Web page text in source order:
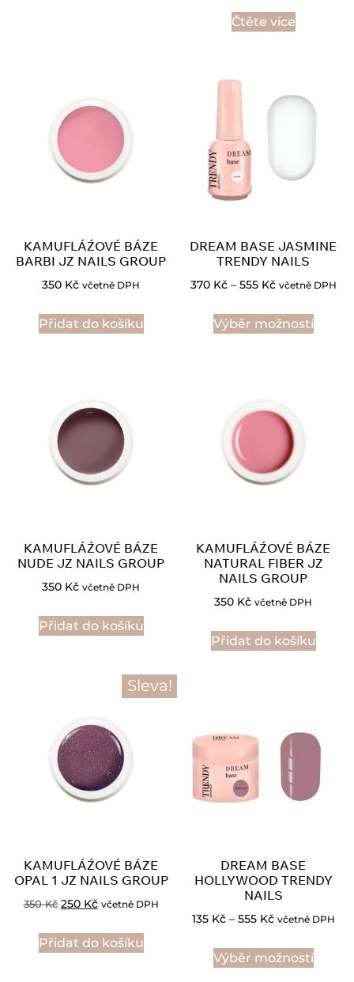
Čtěte více
KAMUFLÁŹOVÉ BÁZE
BARBI JZ NAILS GROUP
350 Kč včetně DPH
Přidat do košíku
DREAM BASE JASMINE
TRENDY NAILS
370 Kč – 555 Kč včetně DPH
Výběr možností
KAMUFLÁŹOVÉ BÁZE
NUDE JZ NAILS GROUP
350 Kč včetně DPH
Přidat do košíku
KAMUFLÁŹOVÉ BÁZE
NATURAL FIBER JZ
NAILS GROUP
350 Kč včetně DPH
Přidat do košíku
Sleva!
KAMUFLÁŹOVÉ BÁZE
OPAL 1 JZ NAILS GROUP
350Kč 250 Kč včetně DPH
Přidat do košíku
DREAM BASE
HOLLYWOOD TRENDY
NAILS
135 Kč – 555 Kč včetně DPH
Výběr možností